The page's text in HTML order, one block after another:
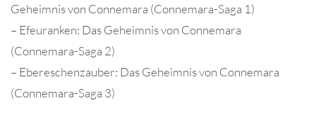
Geheimnis von Connemara (Connemara-Saga 1)
– Efeuranken: Das Geheimnis von Connemara
(Connemara-Saga 2)
– Ebereschenzauber: Das Geheimnis von Connemara
(Connemara-Saga 3)